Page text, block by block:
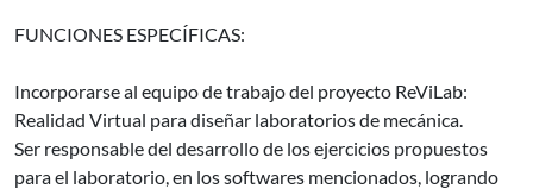
FUNCIONES ESPECÍFICAS:
Incorporarse al equipo de trabajo del proyecto ReViLab:
Realidad Virtual para diseñar laboratorios de mecánica.
Ser responsable del desarrollo de los ejercicios propuestos
para el laboratorio, en los softwares mencionados, logrando